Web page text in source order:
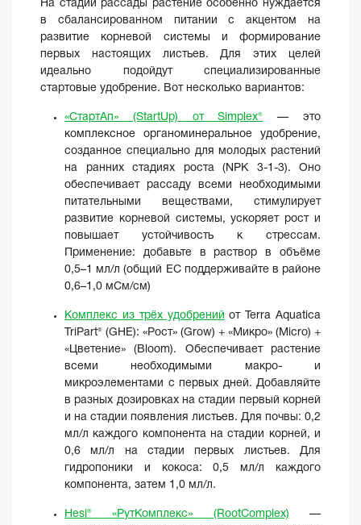
На стадии рассады растение особенно нуждается
в сбалансированном питании с акцентом на
развитие корневой системы и формирование
первых настоящих листьев. Для этих целей
идеально подойдут специализированные
стартовые удобрение. Вот несколько вариантов:
«СтартАп» (StartUp) от Simplex® — это
комплексное органоминеральное удобрение,
созданное специально для молодых растений
на ранних стадиях роста (NPK 3-1-3). Оно
обеспечивает рассаду всеми необходимыми
питательными веществами, стимулирует
развитие корневой системы, ускоряет рост и
повышает устойчивость к стрессам.
Применение: добавьте в раствор в объёме
0,5–1 мл/л (общий EC поддерживайте в районе
0,6–1,0 мСм/см)
Комплекс из трёх удобрений от Terra Aquatica
TriPart® (GHE): «Рост» (Grow) + «Микро» (Micro) +
«Цветение» (Bloom). Обеспечивает растение
всеми необходимыми макро- и
микроэлементами с первых дней. Добавляйте
в разных дозировках на стадии первый корней
и на стадии появления листьев. Для почвы: 0,2
мл/л каждого компонента на стадии корней, и
0,6 мл/л на стадии первых листьев. Для
гидропоники и кокоса: 0,5 мл/л каждого
компонента, затем 1,0 мл/л.
Hesi® «РутКомплекс» (RootComplex) —